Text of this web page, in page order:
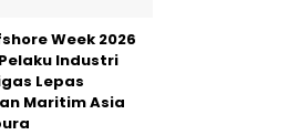
Week 2026
Industri
Lepas
Maritim Asia